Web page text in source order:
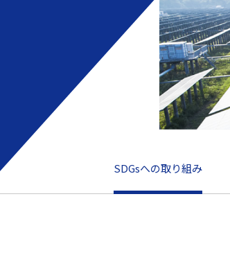
SDGsへの取り組み